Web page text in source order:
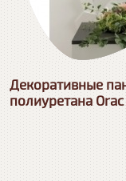
Декоративные
полиуретана